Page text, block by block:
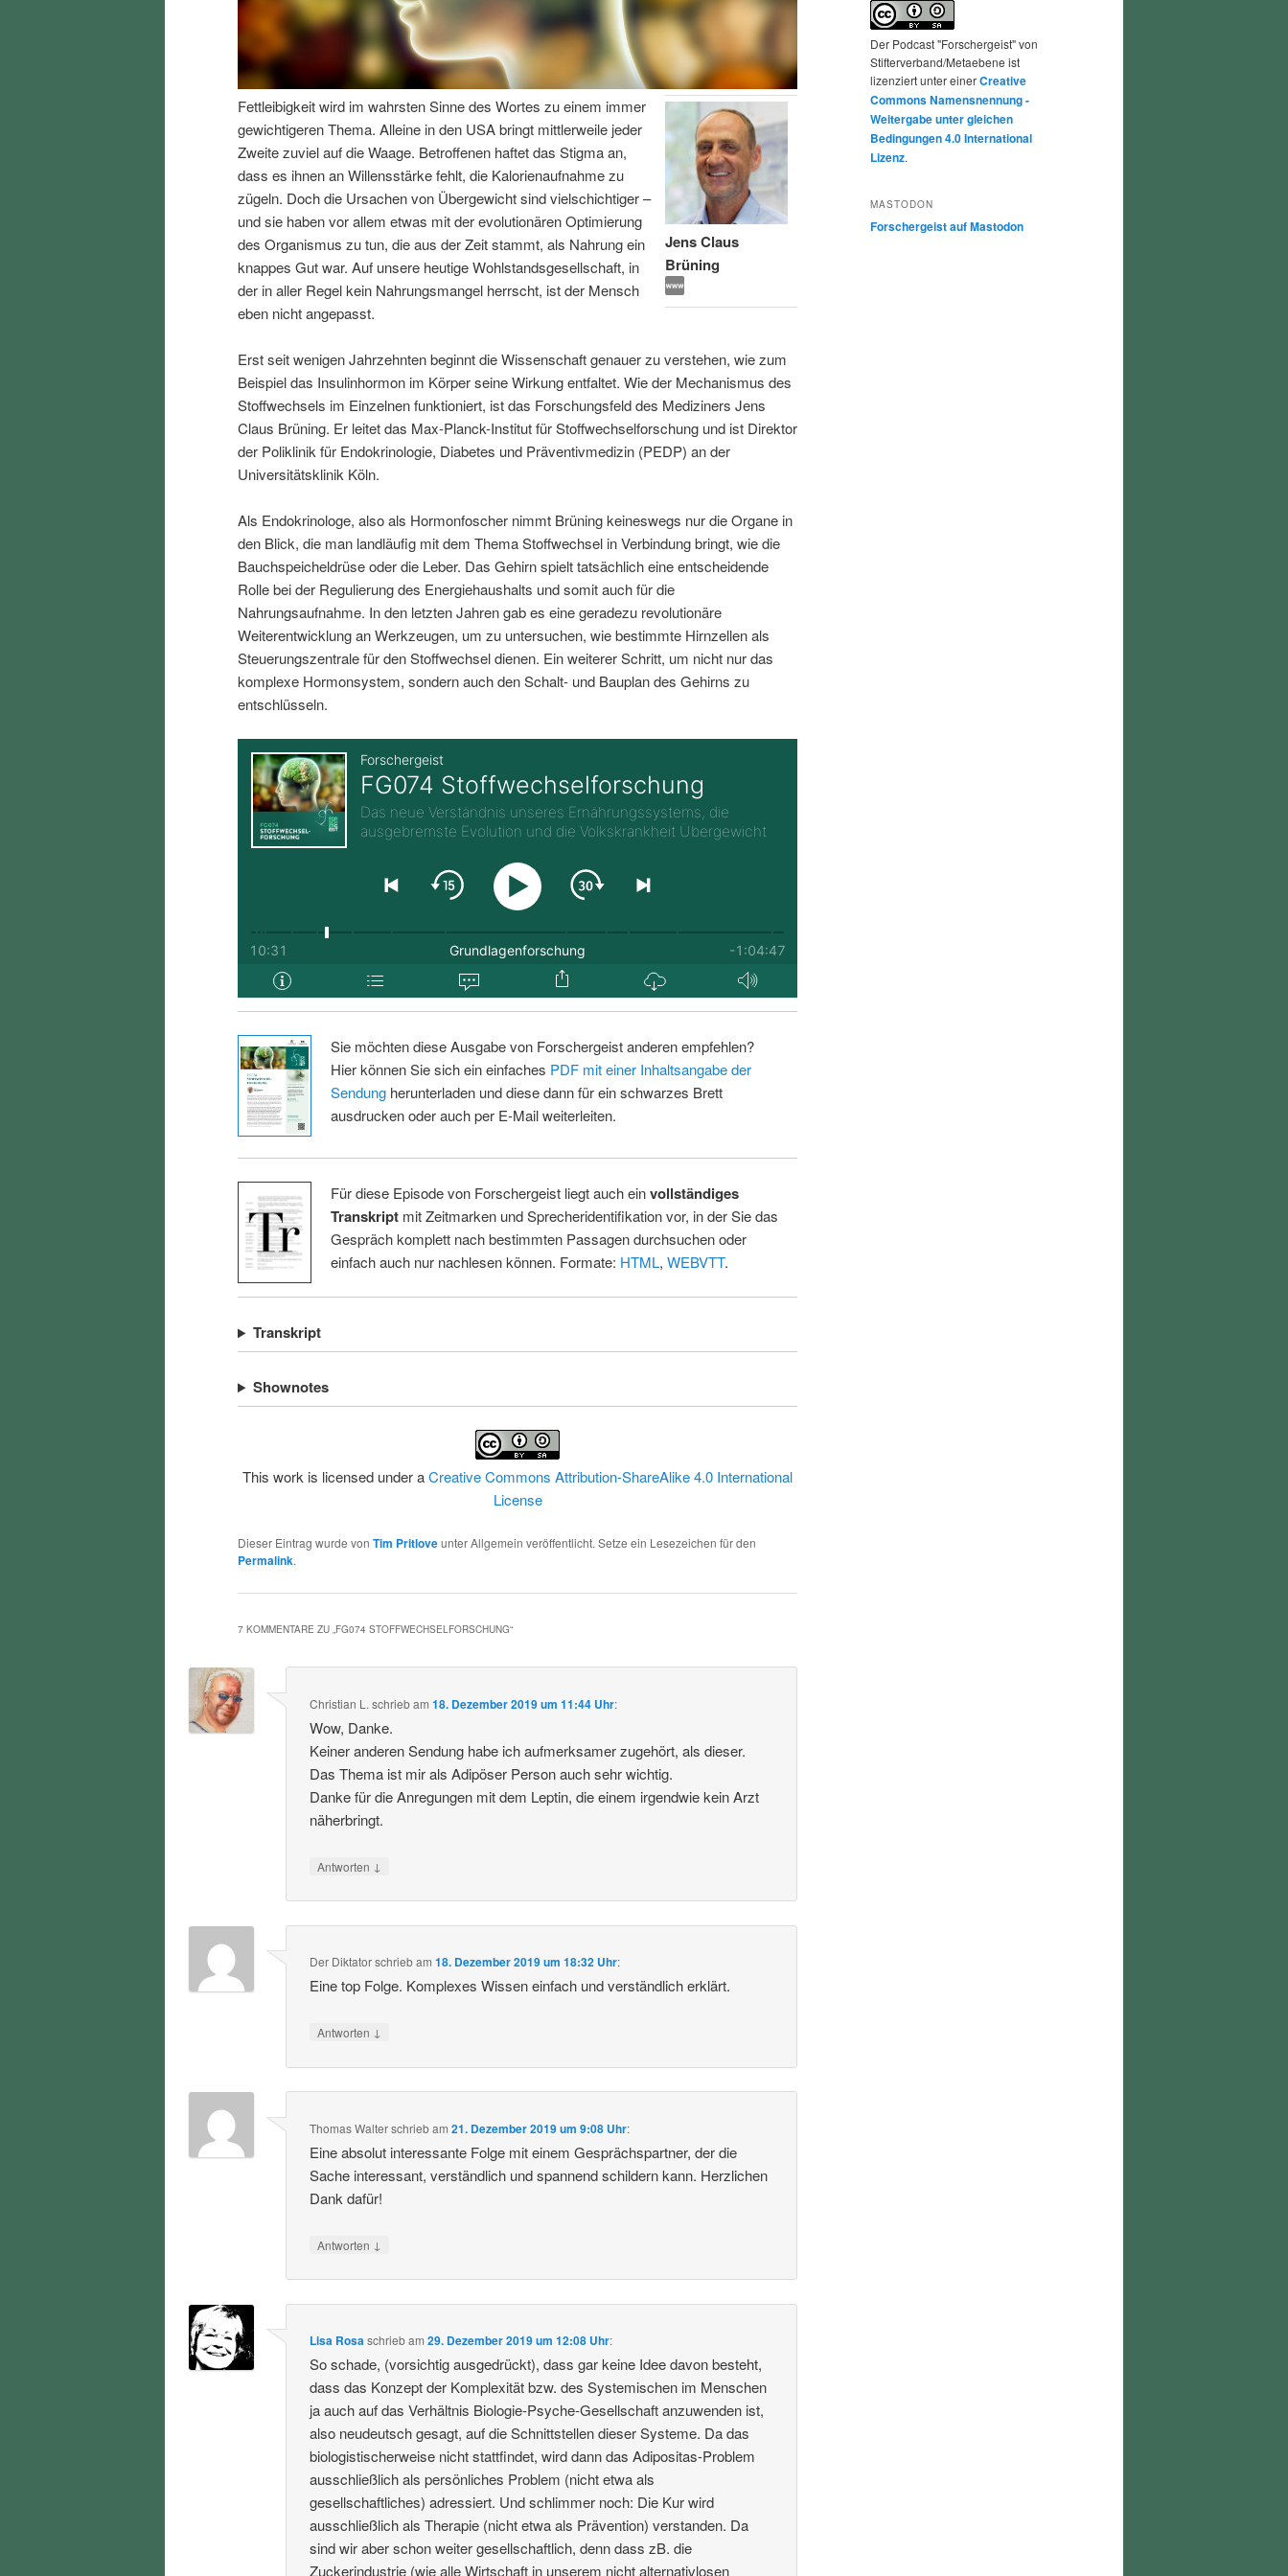
n
t
s
p
r
i
g
e
n
n
h
a
l
t
s
p
i
n
g
e
Jens Claus
Brüning
Fettleibigkeit wird im wahrsten Sinne des Wortes zu einem immer
gewichtigeren Thema. Alleine in den USA bringt mittlerweile jeder
Zweite zuviel auf die Waage. Betroffenen haftet das Stigma an,
dass es ihnen an Willensstärke fehlt, die Kalorienaufnahme zu
zügeln. Doch die Ursachen von Übergewicht sind vielschichtiger –
und sie haben vor allem etwas mit der evolutionären Optimierung
des Organismus zu tun, die aus der Zeit stammt, als Nahrung ein
knappes Gut war. Auf unsere heutige Wohlstandsgesellschaft, in
der in aller Regel kein Nahrungsmangel herrscht, ist der Mensch
eben nicht angepasst.
Erst seit wenigen Jahrzehnten beginnt die Wissenschaft genauer zu verstehen, wie zum
Beispiel das Insulinhormon im Körper seine Wirkung entfaltet. Wie der Mechanismus des
Stoffwechsels im Einzelnen funktioniert, ist das Forschungsfeld des Mediziners Jens
Claus Brüning. Er leitet das Max-Planck-Institut für Stoffwechselforschung und ist Direktor
der Poliklinik für Endokrinologie, Diabetes und Präventivmedizin (PEDP) an der
Universitätsklinik Köln.
Als Endokrinologe, also als Hormonfoscher nimmt Brüning keineswegs nur die Organe in
den Blick, die man landläufig mit dem Thema Stoffwechsel in Verbindung bringt, wie die
Bauchspeicheldrüse oder die Leber. Das Gehirn spielt tatsächlich eine entscheidende
Rolle bei der Regulierung des Energiehaushalts und somit auch für die
Nahrungsaufnahme. In den letzten Jahren gab es eine geradezu revolutionäre
Weiterentwicklung an Werkzeugen, um zu untersuchen, wie bestimmte Hirnzellen als
Steuerungszentrale für den Stoffwechsel dienen. Ein weiterer Schritt, um nicht nur das
komplexe Hormonsystem, sondern auch den Schalt- und Bauplan des Gehirns zu
entschlüsseln.
Sie möchten diese Ausgabe von Forschergeist anderen empfehlen?
Hier können Sie sich ein einfaches PDF mit einer Inhaltsangabe der
Sendungherunterladen und diese dann für ein schwarzes Brett
ausdrucken oder auch per E-Mail weiterleiten.
Für diese Episode von Forschergeist liegt auch einvollständiges
Transkriptmit Zeitmarken und Sprecheridentifikation vor, in der Sie das
Gespräch komplett nach bestimmten Passagen durchsuchen oder
einfach auch nur nachlesen können. Formate: HTML, WEBVTT.
Transkript
Shownotes
This work is licensed under aCreative Commons Attribution-ShareAlike 4.0 International
License
Dieser Eintrag wurde von Tim Pritloveunter Allgemein veröffentlicht. Setze ein Lesezeichen für den
Permalink.
7 KOMMENTARE ZU „FG074 STOFFWECHSELFORSCHUNG“
Christian L. schriebam18. Dezember 2019 um 11:44 Uhr:
Wow, Danke.
Keiner anderen Sendung habe ich aufmerksamer zugehört, als dieser.
Das Thema ist mir als Adipöser Person auch sehr wichtig.
Danke für die Anregungen mit dem Leptin, die einem irgendwie kein Arzt
näherbringt.
Antworten ↓
Der Diktatorschriebam18. Dezember 2019 um 18:32 Uhr:
Eine top Folge. Komplexes Wissen einfach und verständlich erklärt.
Antworten ↓
Thomas Walterschriebam21. Dezember 2019 um 9:08 Uhr:
Eine absolut interessante Folge mit einem Gesprächspartner, der die
Sache interessant, verständlich und spannend schildern kann. Herzlichen
Dank dafür!
Antworten ↓
Lisa Rosaschriebam29. Dezember 2019 um 12:08 Uhr:
So schade, (vorsichtig ausgedrückt), dass gar keine Idee davon besteht,
dass das Konzept der Komplexität bzw. des Systemischen im Menschen
ja auch auf das Verhältnis Biologie-Psyche-Gesellschaft anzuwenden ist,
also neudeutsch gesagt, auf die Schnittstellen dieser Systeme. Da das
biologistischerweise nicht stattfindet, wird dann das Adipositas-Problem
ausschließlich als persönliches Problem (nicht etwa als
gesellschaftliches) adressiert. Und schlimmer noch: Die Kur wird
ausschließlich als Therapie (nicht etwa als Prävention) verstanden. Da
sind wir aber schon weiter gesellschaftlich, denn dass zB. die
Zuckerindustrie (wie alle Wirtschaft in unserem nicht alternativlosen
Der Podcast "Forschergeist" von
Stifterverband/Metaebene ist
lizenziert unter einerCreative
Commons Namensnennung -
Weitergabe unter gleichen
Bedingungen 4.0 International
Lizenz.
MASTODON
Forschergeist auf Mastodon